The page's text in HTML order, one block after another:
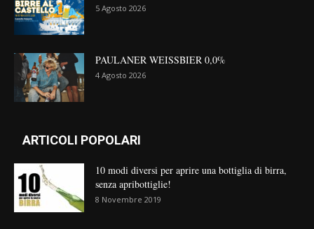
5 Agosto 2026
PAULANER WEISSBIER 0,0%
4 Agosto 2026
ARTICOLI POPOLARI
10 modi diversi per aprire una bottiglia di birra,
senza apribottiglie!
8 Novembre 2019